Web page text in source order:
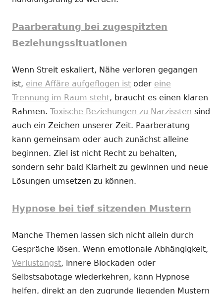
Paarberatung bei zugespitzten
Beziehungssituationen
Wenn Streit eskaliert, Nähe verloren gegangen
ist, eine Affäre aufgeflogen ist oder eine
Trennung im Raum steht, braucht es einen klaren
Rahmen. Toxische Beziehungen zu Narzissten sind
auch ein Zeichen unserer Zeit. Paarberatung
kann gemeinsam oder auch zunächst alleine
beginnen. Ziel ist nicht Recht zu behalten,
sondern sehr bald Klarheit zu gewinnen und neue
Lösungen umsetzen zu können.
Hypnose bei tief sitzenden Mustern
Manche Themen lassen sich nicht allein durch
Gespräche lösen. Wenn emotionale Abhängigkeit,
Verlustangst, innere Blockaden oder
Selbstsabotage wiederkehren, kann Hypnose
helfen, direkt an den zugrunde liegenden Mustern